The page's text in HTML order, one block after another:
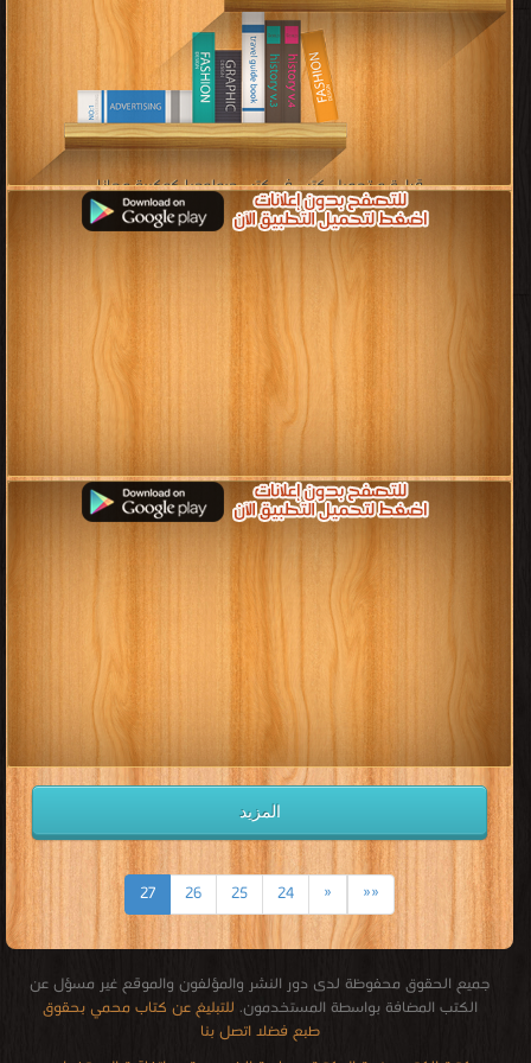
قراءة و تحميل كتب في كتب جيولوجيا كوكبية مجانا
[ 2 كتاب/كتب ]
المزيد
««
«
24
25
26
27
جميع الحقوق محفوظة لدى دور النشر والمؤلفون والموقع غير مسؤل عن
الكتب المضافة بواسطة المستخدمون. للتبليغ عن كتاب محمي بحقوق
طبع فضلا اتصل بنا